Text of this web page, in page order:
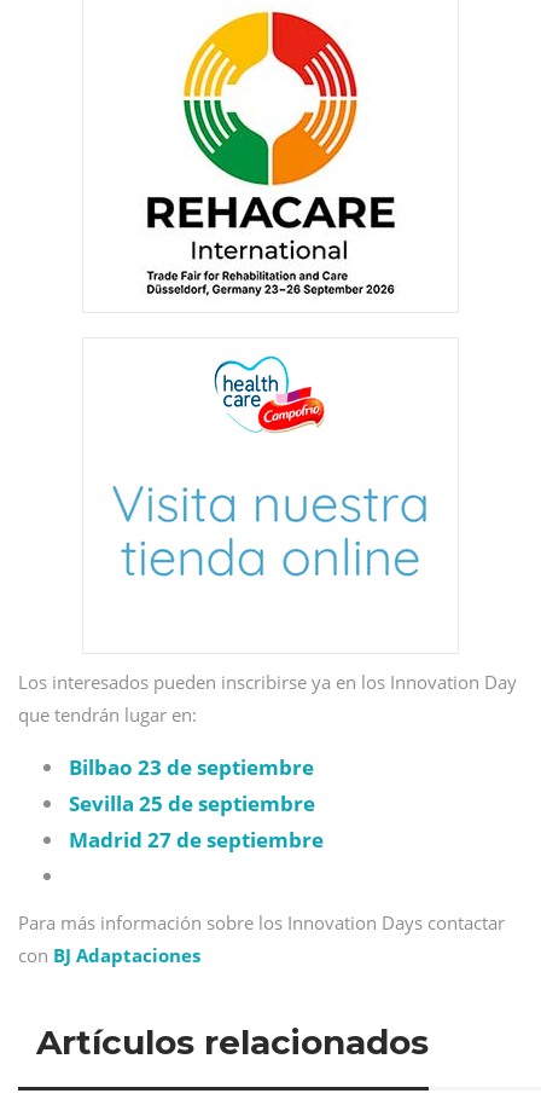
Los interesados pueden inscribirse ya en los Innovation Day
que tendrán lugar en:
Bilbao 23 de septiembre
Sevilla 25 de septiembre
Madrid 27 de septiembre
Para más información sobre los Innovation Days contactar
con BJ Adaptaciones
Artículos relacionados